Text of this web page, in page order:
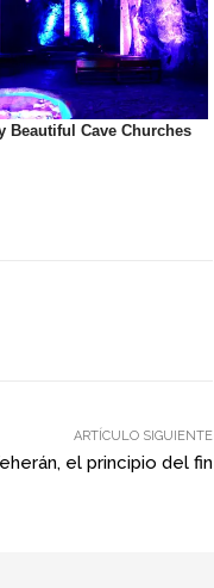
ARTÍCULO SIGUIENTE
el principio del fin